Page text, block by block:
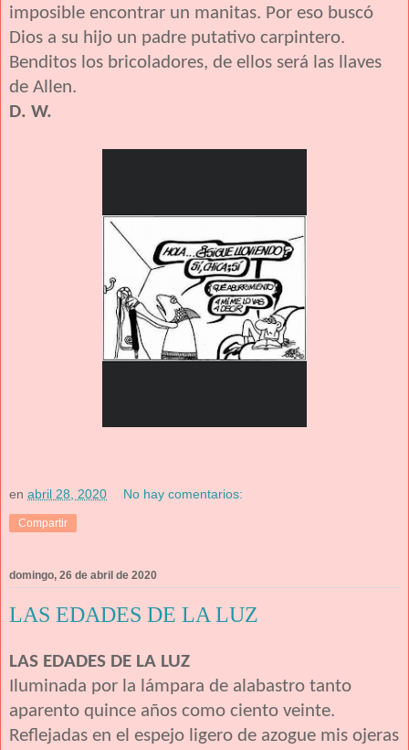
imposible encontrar un manitas. Por eso buscó
Dios a su hijo un padre putativo carpintero.
Benditos los bricoladores, de ellos será las llaves
de Allen.
D. W.
en abril 28, 2020 No hay comentarios:
Compartir
domingo, 26 de abril de 2020
LAS EDADES DE LA LUZ
LAS EDADES DE LA LUZ
Iluminada por la lámpara de alabastro tanto
aparento quince años como ciento veinte.
Reflejadas en el espejo ligero de azogue mis ojeras